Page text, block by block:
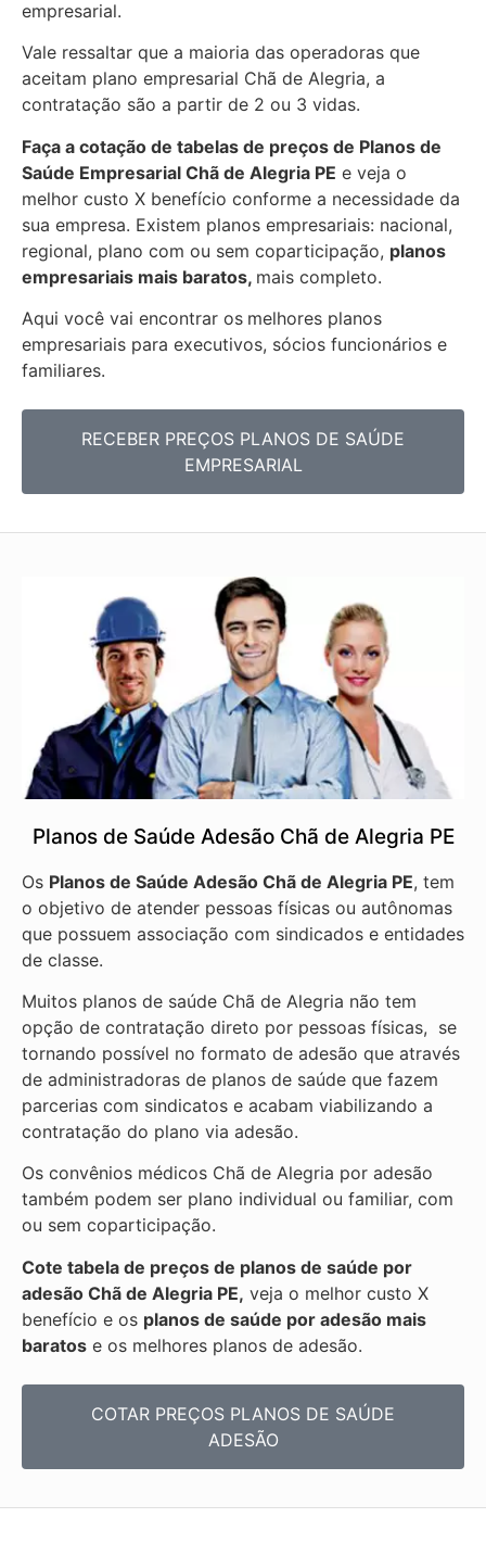
empresarial.
Vale ressaltar que a maioria das operadoras que
aceitam plano empresarial Chã de Alegria, a
contratação são a partir de 2 ou 3 vidas.
Faça a cotação de tabelas de preços de Planos de
Saúde Empresarial Chã de Alegria PE e veja o
melhor custo X benefício conforme a necessidade da
sua empresa. Existem planos empresariais: nacional,
regional, plano com ou sem coparticipação, planos
empresariais mais baratos, mais completo.
Aqui você vai encontrar os melhores planos
empresariais para executivos, sócios funcionários e
familiares.
RECEBER PREÇOS PLANOS DE SAÚDE
EMPRESARIAL
Planos de Saúde Adesão Chã de Alegria PE
Os Planos de Saúde Adesão Chã de Alegria PE, tem
o objetivo de atender pessoas físicas ou autônomas
que possuem associação com sindicados e entidades
de classe.
Muitos planos de saúde Chã de Alegria não tem
opção de contratação direto por pessoas físicas, se
tornando possível no formato de adesão que através
de administradoras de planos de saúde que fazem
parcerias com sindicatos e acabam viabilizando a
contratação do plano via adesão.
Os convênios médicos Chã de Alegria por adesão
também podem ser plano individual ou familiar, com
ou sem coparticipação.
Cote tabela de preços de planos de saúde por
adesão Chã de Alegria PE, veja o melhor custo X
benefício e os planos de saúde por adesão mais
baratos e os melhores planos de adesão.
COTAR PREÇOS PLANOS DE SAÚDE
ADESÃO